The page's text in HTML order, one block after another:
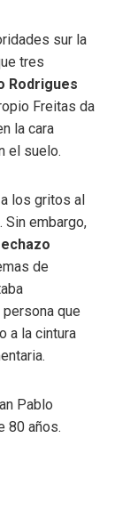
sur la
tres
Rodrigues
Freitas da
la cara
el suelo.
los gritos al
Sin embargo,
de
que
a la cintura